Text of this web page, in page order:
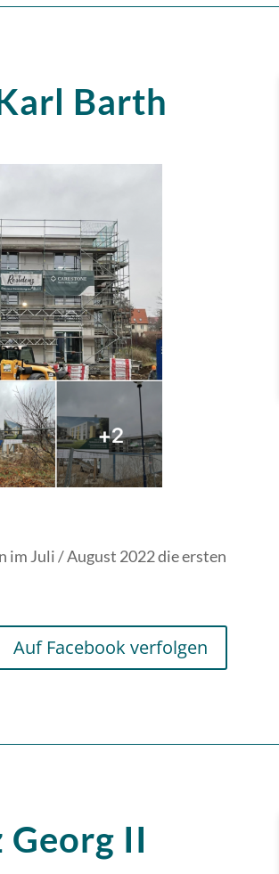
Barth
im Juli / August 2022 die ersten
Auf Facebook verfolgen
Georg II